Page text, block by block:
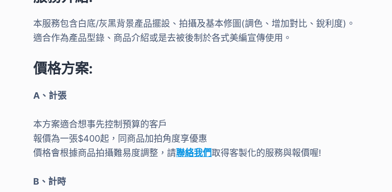
本服務包含白底/灰黑背景產品擺設、拍攝及基本修圖(調色、增加對比、銳利度)。
適合作為產品型錄、商品介紹或是去被後制於各式美編宣傳使用。
價格方案:
A、計張
本方案適合想事先控制預算的客戶
報價為一張$400起，同商品加拍角度享優惠
價格會根據商品拍攝難易度調整，請聯絡我們取得客製化的服務與報價喔!
B、計時